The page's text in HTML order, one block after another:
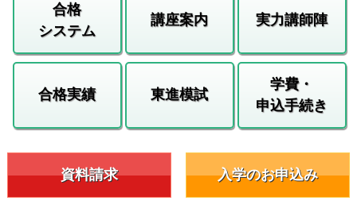
合格
システム
講座案内 実力講師陣
合格実績 東進模試
学費・
申込手続き
資料請求 入学のお申込み